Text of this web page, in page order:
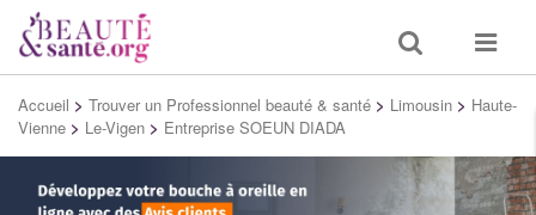
Toggle
search
Toggle
Accueil > Trouver un Professionnel beauté & santé > Limousin > Haute-
Vienne > Le-Vigen > Entreprise SOEUN DIADA